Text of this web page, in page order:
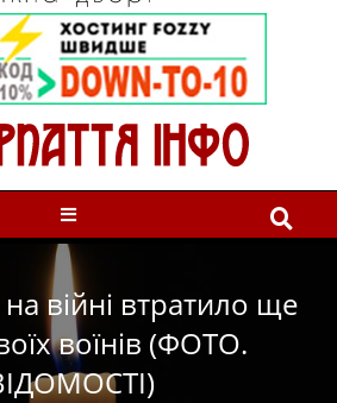
війні втратило ще
воїнів (ФОТО.